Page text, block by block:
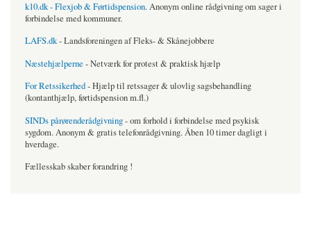
k10.dk - Flexjob & Førtidspension. Anonym online rådgivning om sager i
forbindelse med kommuner.
LAFS.dk- Landsforeningen af Fleks- & Skånejobbere
Næstehjælperne - Netværk for protest & praktisk hjælp
For Retssikerhed- Hjælp til retssager & ulovlig sagsbehandling
(kontanthjælp, førtidspension m.fl.)
SINDs pårørenderådgivning- om forhold i forbindelse med psykisk
sygdom. Anonym & gratis telefonrådgivning. Åben 10 timer dagligt i
hverdage.
Fællesskab skaber forandring !